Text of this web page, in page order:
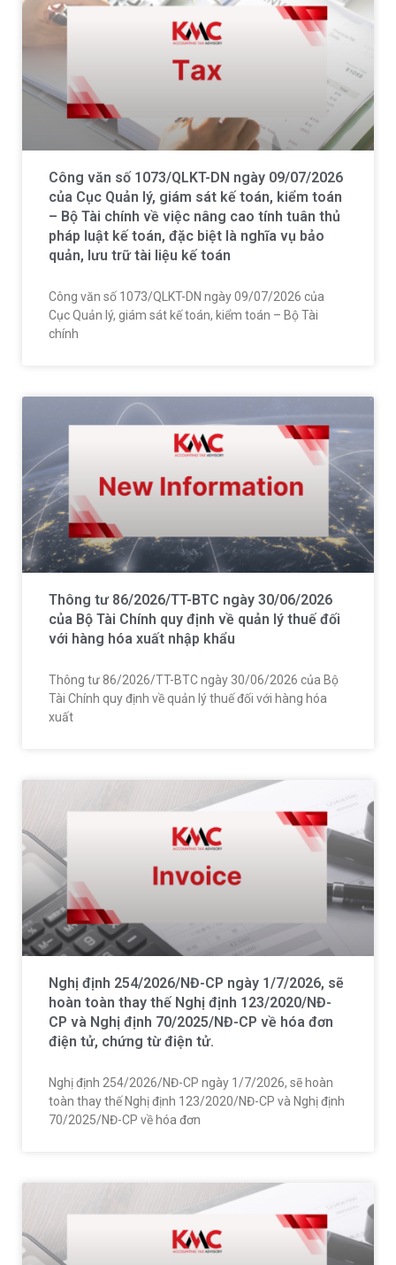
Công văn số 1073/QLKT-DN ngày 09/07/2026
của Cục Quản lý, giám sát kế toán, kiểm toán
– Bộ Tài chính về việc nâng cao tính tuân thủ
pháp luật kế toán, đặc biệt là nghĩa vụ bảo
quản, lưu trữ tài liệu kế toán
Công văn số 1073/QLKT-DN ngày 09/07/2026 của
Cục Quản lý, giám sát kế toán, kiểm toán – Bộ Tài
chính
Thông tư 86/2026/TT-BTC ngày 30/06/2026
của Bộ Tài Chính quy định về quản lý thuế đối
với hàng hóa xuất nhập khẩu
Thông tư 86/2026/TT-BTC ngày 30/06/2026 của Bộ
Tài Chính quy định về quản lý thuế đối với hàng hóa
xuất
Nghị định 254/2026/NĐ-CP ngày 1/7/2026, sẽ
hoàn toàn thay thế Nghị định 123/2020/NĐ-
CP và Nghị định 70/2025/NĐ-CP về hóa đơn
điện tử, chứng từ điện tử.
Nghị định 254/2026/NĐ-CP ngày 1/7/2026, sẽ hoàn
toàn thay thế Nghị định 123/2020/NĐ-CP và Nghị định
70/2025/NĐ-CP về hóa đơn